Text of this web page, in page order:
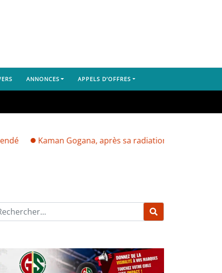
ANNONCES APPELS D’OFFRES
Gogana, après sa radiation par Mamadi